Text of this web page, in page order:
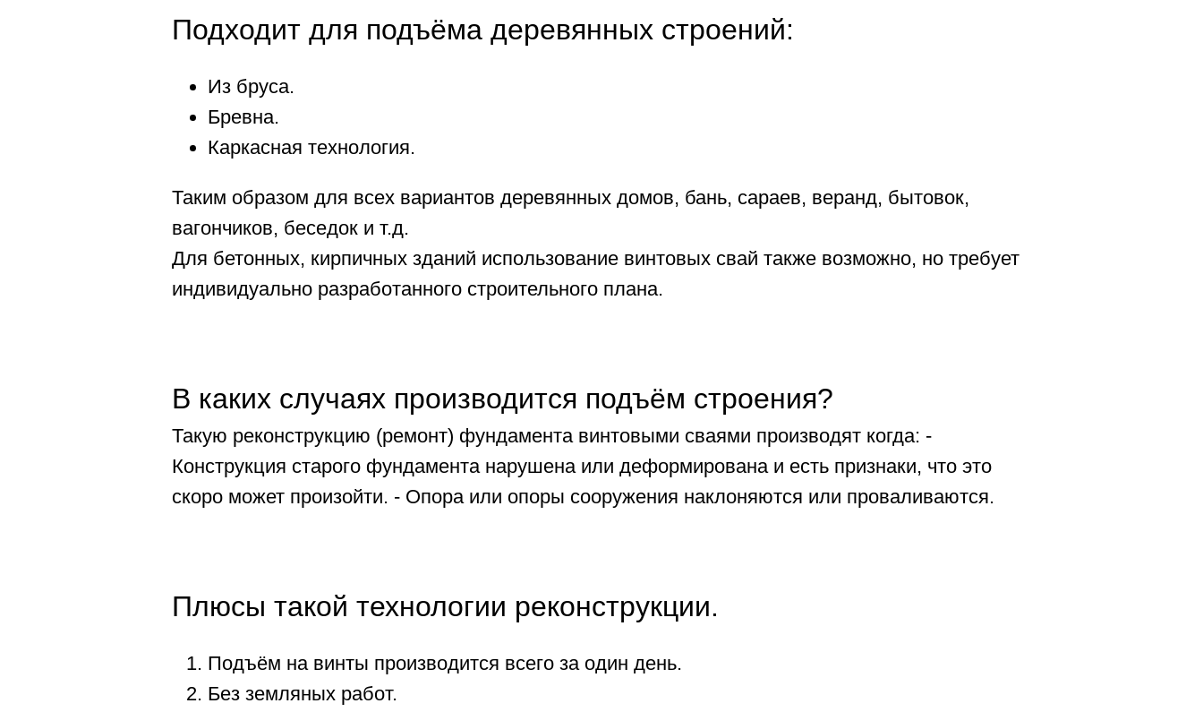
Подходит для подъёма деревянных строений:
Из бруса.
Бревна.
Каркасная технология.
Таким образом для всех вариантов деревянных домов, бань, сараев, веранд, бытовок,
вагончиков, беседок и т.д.
Для бетонных, кирпичных зданий использование винтовых свай также возможно, но требует
индивидуально разработанного строительного плана.
В каких случаях производится подъём строения?
Такую реконструкцию (ремонт) фундамента винтовыми сваями производят когда: -
Конструкция старого фундамента нарушена или деформирована и есть признаки, что это
скоро может произойти. - Опора или опоры сооружения наклоняются или проваливаются.
Плюсы такой технологии реконструкции.
Подъём на винты производится всего за один день.
Без земляных работ.